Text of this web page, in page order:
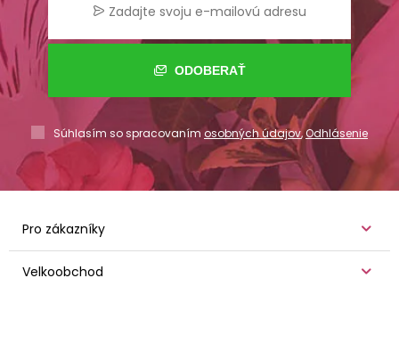
ODOBERAŤ
Súhlasím so spracovaním osobných údajov,Odhlásenie
Pro zákazníky
Velkoobchod